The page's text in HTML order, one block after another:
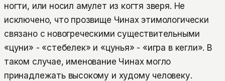
ногти, или носил амулет из когтя зверя. Не
исключено, что прозвище Чинах этимологически
связано с новогреческими существительными
«цуни» - «стебелек» и «цунья» - «игра в кегли». В
таком случае, именование Чинах могло
принадлежать высокому и худому человеку.